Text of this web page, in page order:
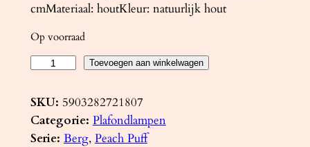
cmMateriaal: houtKleur: natuurlijk hout
Op voorraad
a
f
o
Toevoegen aan winkelwagen
SKU: 5903282721807
Categorie: Plafondlampen
Serie: Berg, Peach Puff